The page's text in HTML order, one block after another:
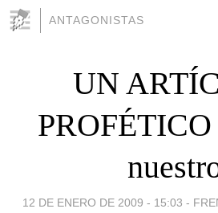
ANTAGONISTAS
UN
PROFÉTICO
12 DE ENERO DE 2009 - 15:03 -